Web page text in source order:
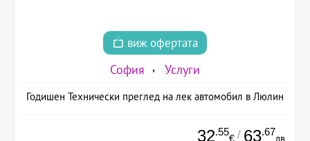
виж офертата
София Услуги
Годишен Технически преглед на лек автомобил в Люлин
32.55
€ / 63.67
лв.